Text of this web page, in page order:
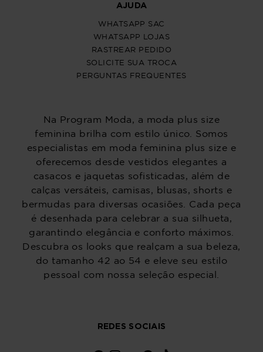
AJUDA
WHATSAPP SAC
WHATSAPP LOJAS
RASTREAR PEDIDO
SOLICITE SUA TROCA
PERGUNTAS FREQUENTES
Na Program Moda, a moda plus size
feminina brilha com estilo único. Somos
especialistas em moda feminina plus size e
oferecemos desde vestidos elegantes a
casacos e jaquetas sofisticadas, além de
calças versáteis, camisas, blusas, shorts e
bermudas para diversas ocasiões. Cada peça
é desenhada para celebrar a sua silhueta,
garantindo elegância e conforto máximos.
Descubra os looks que realçam a sua beleza,
do tamanho 42 ao 54 e eleve seu estilo
pessoal com nossa seleção especial.
REDES SOCIAIS